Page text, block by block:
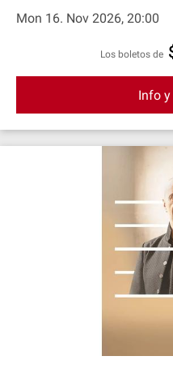
Mon 16. Nov 2026, 20:00
Los boletos de
Info